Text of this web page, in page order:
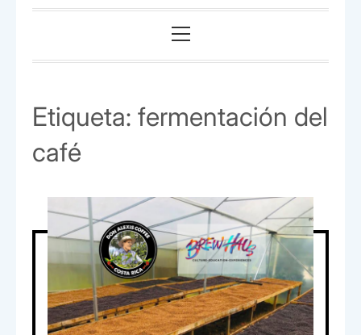
principal
Etiqueta: fermentación del
café